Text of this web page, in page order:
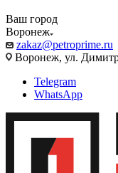
Ваш город
Воронеж
zakaz@petroprime.ru
Воронеж, ул.
Telegram
WhatsApp